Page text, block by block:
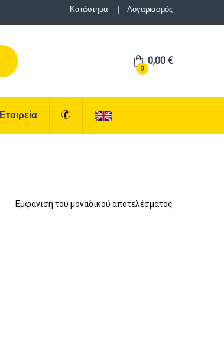
Κατάστημα Λογαριασμός
0
0,00 €
Εταιρεία
Εμφάνιση του μοναδικού αποτελέσματος